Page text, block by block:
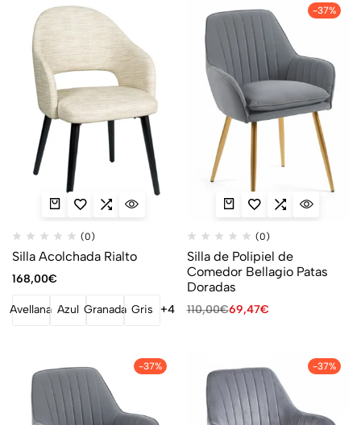
(0)
Silla Acolchada Rialto
168,00€
Avellana Azul Granada Gris +4
-37%
(0)
Silla de Polipiel de
Comedor Bellagio Patas
Doradas
110,00€69,47€
-37% -37%